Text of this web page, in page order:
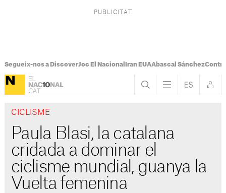
Segueix-nos a DiscoverJoc El Nacional Iran EUAAbascal Sánchez
CICLISME
Paula Blasi, la catalana
cridada a dominar el
ciclisme mundial, guanya la
Vuelta femenina